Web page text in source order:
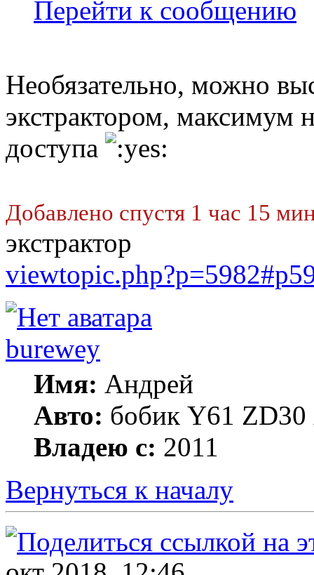
Перейти к сообщению
Необязательно, можно
экстрактором, максимум
доступа
Добавлено спустя 1 час 15
экстрактор
burewey
Имя: Андрей
Авто: бобик Y61
Владею с: 2011
Вернуться к началу